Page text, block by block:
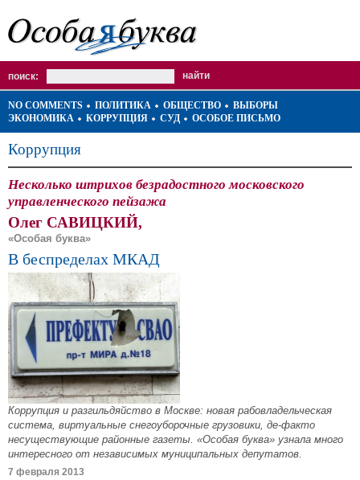
поиск:
NO COMMENTS ПОЛИТИКА ОБЩЕСТВО
ВЫБОРЫ
ЭКОНОМИКА
КОРРУПЦИЯ СУД ОСОБОЕ ПИСЬМО
Коррупция
Несколько штрихов безрадостного московского
управленческого пейзажа
Олег САВИЦКИЙ,
«Особая буква»
В беспределах МКАД
Коррупция и разгильдяйство в Москве: новая рабовладельческая
система, виртуальные снегоуборочные грузовики, де-факто
несуществующие районные газеты. «Особая буква» узнала много
интересного от независимых муниципальных депутатов.
7 февраля 2013